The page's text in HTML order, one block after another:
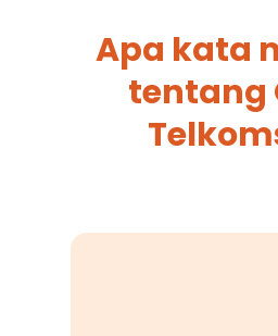
Apa kata
tentang